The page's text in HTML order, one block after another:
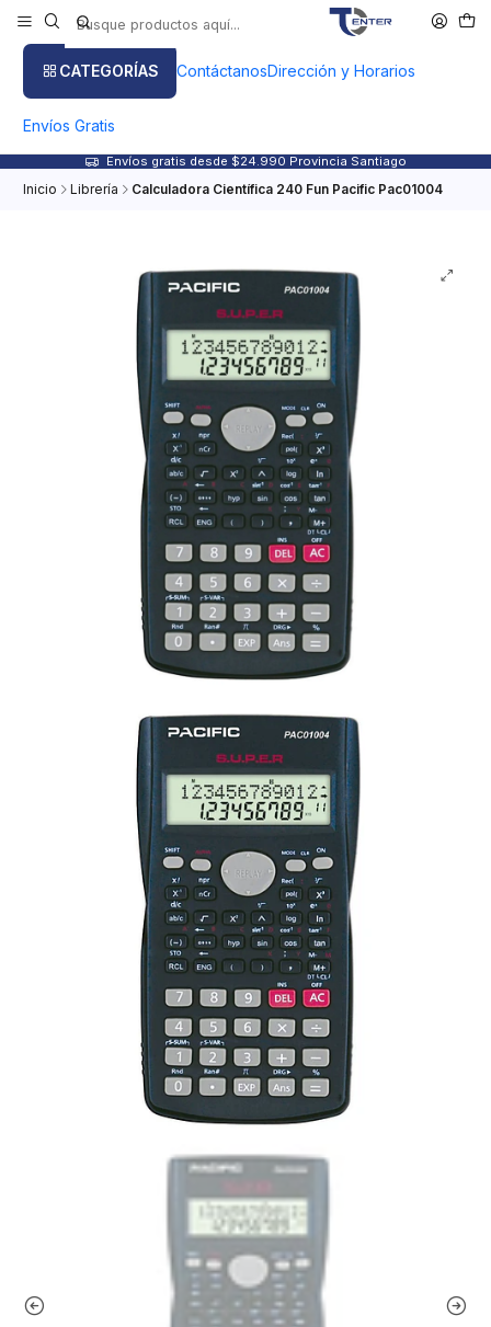
CATEGORÍAS ContáctanosDirección y Horarios
Envíos Gratis
Envíos gratis desde $24.990 Provincia Santiago
Inicio Librería Calculadora Científica 240 Fun Pacific Pac01004